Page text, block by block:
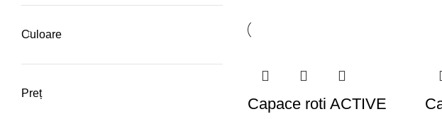
Culoare
Preț
Capace roti ACTIVE